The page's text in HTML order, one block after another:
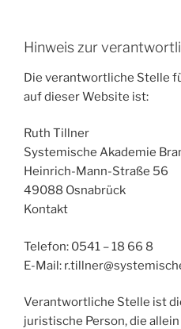
Hinweis zur
Die verantwortliche Stelle
auf dieser Website ist:
Ruth Tillner
Systemische Akademie
Heinrich-Mann-Straße 56
49088 Osnabrück
Kontakt
Telefon: 0541 – 18 66 8
E-Mail:
Verantwortliche Stelle ist
juristische Person, die